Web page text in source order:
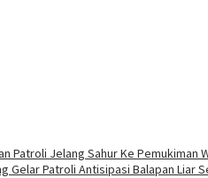
Patroli Jelang Sahur Ke Pemukiman
Gelar Patroli Antisipasi Balapan Liar